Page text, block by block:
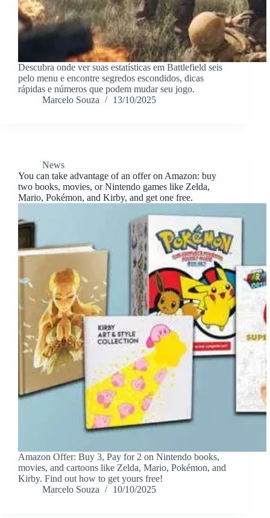
Descubra onde ver suas estatísticas em Battlefield seis
pelo menu e encontre segredos escondidos, dicas
rápidas e números que podem mudar seu jogo.
Marcelo Souza
13/10/2025
News
You can take advantage of an offer on Amazon: buy
two books, movies, or Nintendo games like Zelda,
Mario, Pokémon, and Kirby, and get one free.
Amazon Offer: Buy 3, Pay for 2 on Nintendo books,
movies, and cartoons like Zelda, Mario, Pokémon, and
Kirby. Find out how to get yours free!
Marcelo Souza
10/10/2025